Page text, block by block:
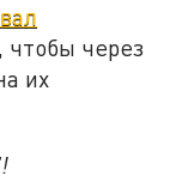
чтобы через
их